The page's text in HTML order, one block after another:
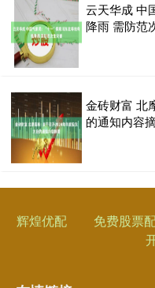
云天华成 中
降雨 需防范
金砖财富 北
的通知内容
辉煌优配 免费股票